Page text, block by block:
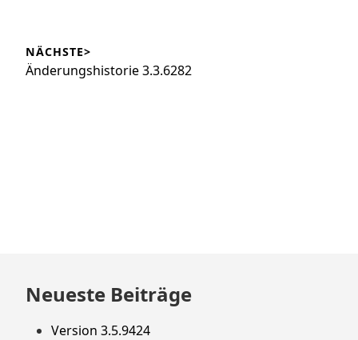
NÄCHSTE>
Nächster
Änderungshistorie 3.3.6282
Zum
springen
Neueste Beiträge
Version 3.5.9424